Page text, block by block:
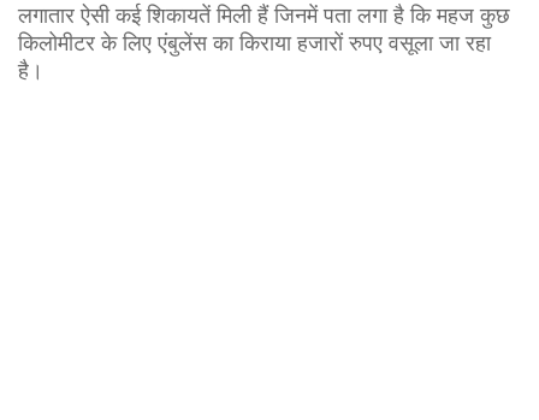
लगातार ऐसी कई शिकायतें मिली हैं जिनमें पता लगा है कि महज कुछ
किलोमीटर के लिए एंबुलेंस का किराया हजारों रुपए वसूला जा रहा
है।